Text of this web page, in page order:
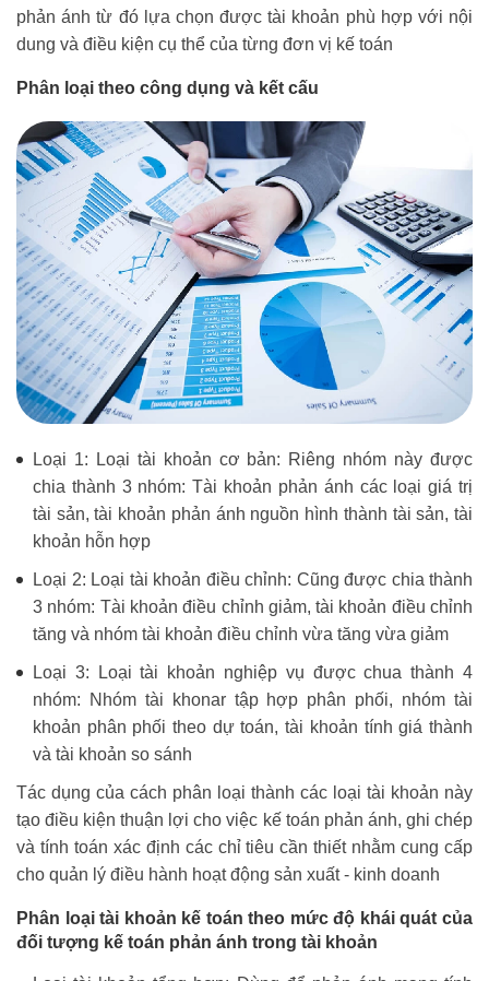
phản ánh từ đó lựa chọn được tài khoản phù hợp với nội
dung và điều kiện cụ thể của từng đơn vị kế toán
Phân loại theo công dụng và kết cấu
Loại 1: Loại tài khoản cơ bản: Riêng nhóm này được
chia thành 3 nhóm: Tài khoản phản ánh các loại giá trị
tài sản, tài khoản phản ánh nguồn hình thành tài sản, tài
khoản hỗn hợp
Loại 2: Loại tài khoản điều chỉnh: Cũng được chia thành
3 nhóm: Tài khoản điều chỉnh giảm, tài khoản điều chỉnh
tăng và nhóm tài khoản điều chỉnh vừa tăng vừa giảm
Loại 3: Loại tài khoản nghiệp vụ được chua thành 4
nhóm: Nhóm tài khonar tập hợp phân phối, nhóm tài
khoản phân phối theo dự toán, tài khoản tính giá thành
và tài khoản so sánh
Tác dụng của cách phân loại thành các loại tài khoản này
tạo điều kiện thuận lợi cho việc kế toán phản ánh, ghi chép
và tính toán xác định các chỉ tiêu cần thiết nhằm cung cấp
cho quản lý điều hành hoạt động sản xuất - kinh doanh
Phân loại tài khoản kế toán theo mức độ khái quát của
đối tượng kế toán phản ánh trong tài khoản